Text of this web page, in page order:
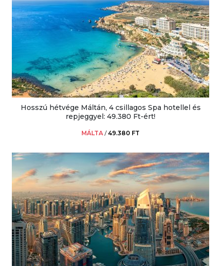
Hosszú hétvége Máltán, 4 csillagos Spa hotellel és
repjeggyel: 49.380 Ft-ért!
MÁLTA /49.380 FT